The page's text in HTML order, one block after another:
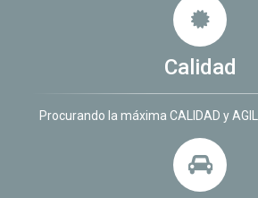
Calidad
Procurando la máxima CALIDAD y